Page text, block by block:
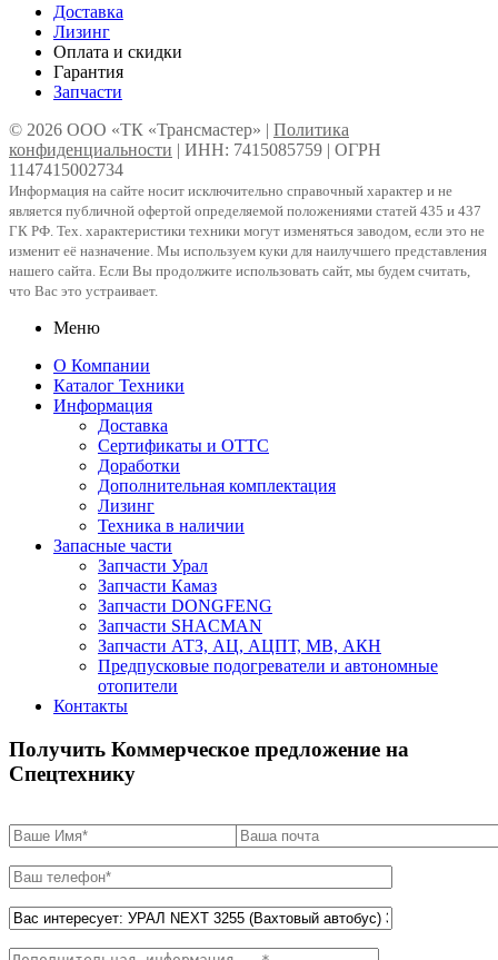
Доставка
Лизинг
Оплата и скидки
Гарантия
Запчасти
© 2026 ООО «ТК «Трансмастер» | Политика
конфиденциальности | ИНН: 7415085759 | ОГРН
1147415002734
Информация на сайте носит исключительно справочный характер и не
является публичной офертой определяемой положениями статей 435 и 437
ГК РФ. Тех. характеристики техники могут изменяться заводом, если это не
изменит её назначение. Мы используем куки для наилучшего представления
нашего сайта. Если Вы продолжите использовать сайт, мы будем считать,
что Вас это устраивает.
Меню
О Компании
Каталог Техники
Информация
Доставка
Сертификаты и ОТТС
Доработки
Дополнительная комплектация
Лизинг
Техника в наличии
Запасные части
Запчасти Урал
Запчасти Камаз
Запчасти DONGFENG
Запчасти SHACMAN
Запчасти АТЗ, АЦ, АЦПТ, МВ, АКН
Предпусковые подогреватели и автономные
отопители
Контакты
Получить Коммерческое предложение на
Спецтехнику